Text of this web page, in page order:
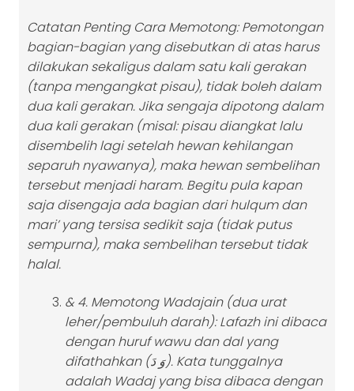
Catatan Penting Cara Memotong: Pemotongan
bagian-bagian yang disebutkan di atas harus
dilakukan sekaligus dalam satu kali gerakan
(tanpa mengangkat pisau), tidak boleh dalam
dua kali gerakan. Jika sengaja dipotong dalam
dua kali gerakan (misal: pisau diangkat lalu
disembelih lagi setelah hewan kehilangan
separuh nyawanya), maka hewan sembelihan
tersebut menjadi haram. Begitu pula kapan
saja disengaja ada bagian dari hulqum dan
mari’ yang tersisa sedikit saja (tidak putus
sempurna), maka sembelihan tersebut tidak
halal.
& 4. Memotong Wadajain (dua urat
leher/pembuluh darah): Lafazh ini dibaca
dengan huruf wawu dan dal yang
difathahkan (وَ دَ). Kata tunggalnya
adalah Wadaj yang bisa dibaca dengan